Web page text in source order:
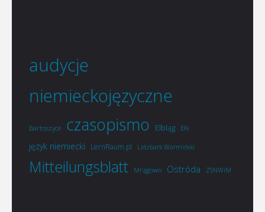
audycje
niemieckojęzyczne
Bartoszyce czasopismo Elbląg Ełk
język niemiecki LernRaum.pl Lidzbark Warmiński
Mitteilungsblatt Mrągowo Ostróda ZSNWiM